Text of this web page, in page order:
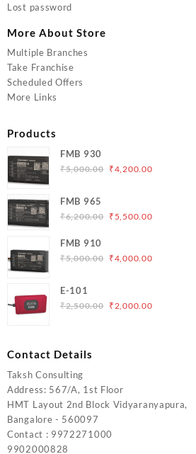
Lost password
More About Store
Multiple Branches
Take Franchise
Scheduled Offers
More Links
Products
FMB 930
₹5,000.00 Original
₹5,000.00.
₹4,200.00Current
FMB 965
₹6,200.00 Original
₹6,200.00.
₹ 5,500.00Current
₹5,500.00.
FMB 910
₹5,000.00 Original
₹5,000.00.
₹4,000.00Current
E-101
₹2,500.00 Original
₹2,000.00Current
Contact Details
Taksh Consulting
Address: 567/A, 1st Floor
HMT Layout 2nd Block Vidyaranyapura,
Bangalore - 560097
Contact : 9972271000
9902000828